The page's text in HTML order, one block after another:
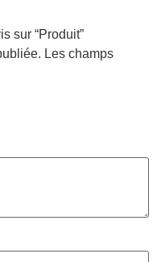
sur “Produit”
Les champs